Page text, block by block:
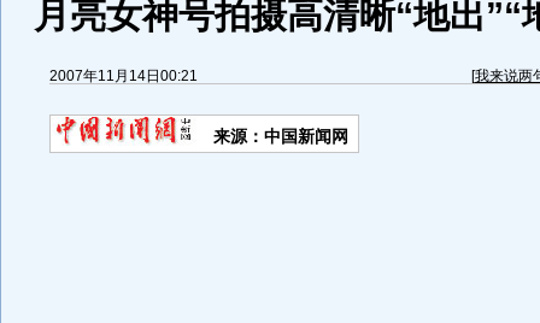
月亮女神号拍摄高清晰“地出”“
2007年11月14日00:21 [我来说两
来源：中国新闻网